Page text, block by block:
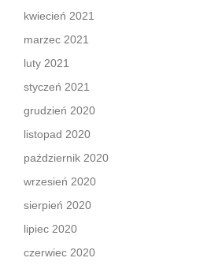
kwiecień 2021
marzec 2021
luty 2021
styczeń 2021
grudzień 2020
listopad 2020
październik 2020
wrzesień 2020
sierpień 2020
lipiec 2020
czerwiec 2020